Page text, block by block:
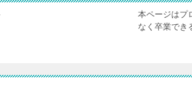
本ページはプ
なく卒業でき